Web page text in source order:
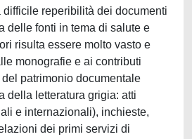
reperibilità dei documenti
delle fonti in tema di salute e
risulta essere molto vasto e
monografie e ai contributi
patrimonio documentale
della letteratura grigia: atti
e internazionali), inchieste,
dei primi servizi di